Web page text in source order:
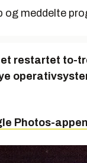
og meddelte
restartet to-
Photos-